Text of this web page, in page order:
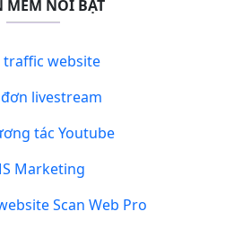
MỀM NỔI BẬT
traffic website
livestream
tác Youtube
Marketing
Scan Web Pro